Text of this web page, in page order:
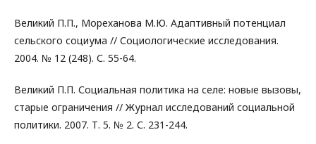
Великий П.П., Мореханова М.Ю. Адаптивный потенциал
сельского социума // Социологические исследования.
2004. № 12 (248). С. 55-64.
Великий П.П. Социальная политика на селе: новые вызовы,
старые ограничения // Журнал исследований социальной
политики. 2007. Т. 5. № 2. С. 231-244.